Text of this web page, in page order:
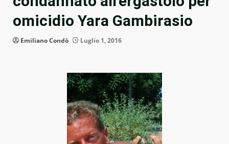
omicidio Yara Gambirasio
Emiliano Condò Luglio 1, 2016